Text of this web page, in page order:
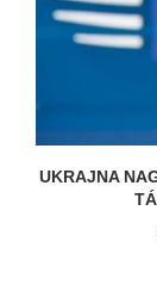
UKRAJNA